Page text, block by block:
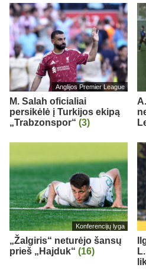
Anglijos Premier League
M. Salah oficialiai
persikėlė į Turkijos ekipą
„Trabzonspor“ (3)
Konferencijų lyga
„Žalgiris“ neturėjo šansų
prieš „Hajduk“ (16)